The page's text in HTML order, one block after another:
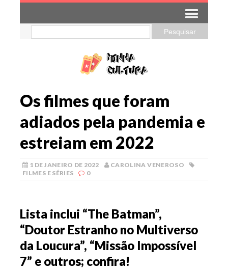
Os filmes que foram
adiados pela pandemia e
estreiam em 2022
1 DE JANEIRO DE 2022
CAROLINA VENEROSO
FILMES E SÉRIES
0
Lista inclui “The Batman”,
“Doutor Estranho no Multiverso
da Loucura”, “Missão Impossível
7” e outros; confira!